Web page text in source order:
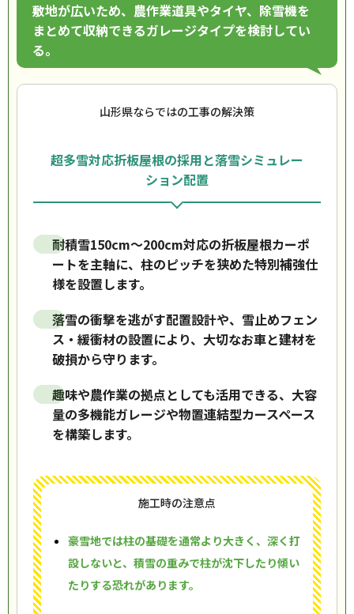
敷地が広いため、農作業道具やタイヤ、除雪機を
まとめて収納できるガレージタイプを検討してい
る。
山形県ならではの工事の解決策
超多雪対応折板屋根の採用と落雪シミュレー
ション配置
耐積雪150cm〜200cm対応の折板屋根カーポ
ートを主軸に、柱のピッチを狭めた特別補強仕
様を設置します。
落雪の衝撃を逃がす配置設計や、雪止めフェン
ス・緩衝材の設置により、大切なお車と建材を
破損から守ります。
趣味や農作業の拠点としても活用できる、大容
量の多機能ガレージや物置連結型カースペース
を構築します。
施工時の注意点
豪雪地では柱の基礎を通常より大きく、深く打
設しないと、積雪の重みで柱が沈下したり傾い
たりする恐れがあります。